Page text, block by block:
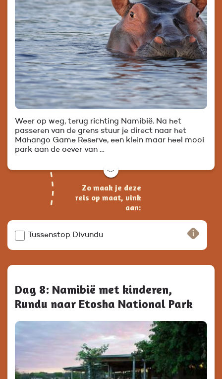
Weer op weg, terug richting Namibië. Na het
passeren van de grens stuur je direct naar het
Mahango Game Reserve, een klein maar heel mooi
park aan de oever van …
﹀
Zo maak je deze
reis op maat, vink
aan:
Tussenstop Divundu
Dag 8: Namibië met kinderen,
Rundu naar Etosha National Park